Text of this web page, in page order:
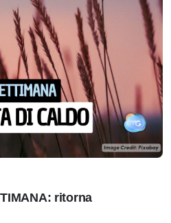
ritorna